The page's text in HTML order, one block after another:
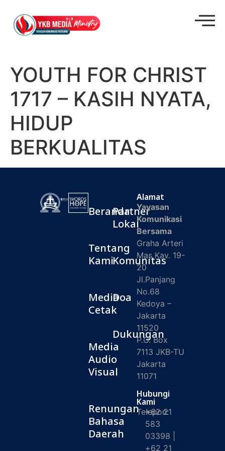
YOUTH FOR CHRIST
1717 – KASIH NYATA,
HIDUP
BERKUALITAS
Beranda
Tentang
Kami
Media
Cetak
Media
Audio
Visual
Renungan
Bahasa
Daerah
Partner
Lokal
Komunitas
Doa
Dukungan
Alamat
Yayasan
Komunikasi
Bersama
Graha Arteri
Mas Kav. 19-
20
Jl.Panjang
No.68
Kedoya –
Jakarta
11520
P.O. Box
7113 JKB-TU
Jakarta
11071
Hubungi
Kami
Telepon:
+62 21
583
03398 |
+62 21